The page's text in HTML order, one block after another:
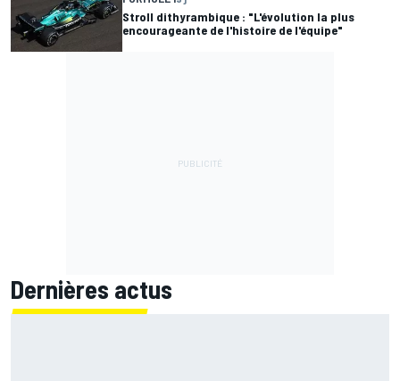
Stroll dithyrambique : "L'évolution la plus
encourageante de l'histoire de l'équipe"
Dernières actus